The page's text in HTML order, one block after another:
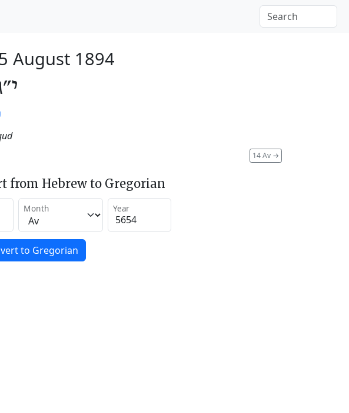
August 1894
14 Av →
from Hebrew to Gregorian
Month Year
to Gregorian